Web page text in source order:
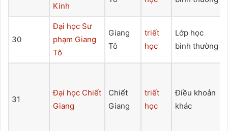
Kinh
30
Đại học Sư
phạm Giang
Tô
Giang
Tô
triết
học
Lớp học
bình thường
31
Đại học Chiết
Giang
Chiết
Giang
triết
học
Điều khoản
khác